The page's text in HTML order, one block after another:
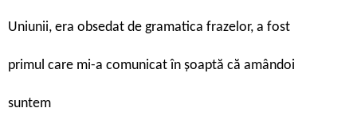
Uniunii, era obsedat de gramatica frazelor, a fost
primul care mi-a comunicat în șoaptă că amândoi
suntem